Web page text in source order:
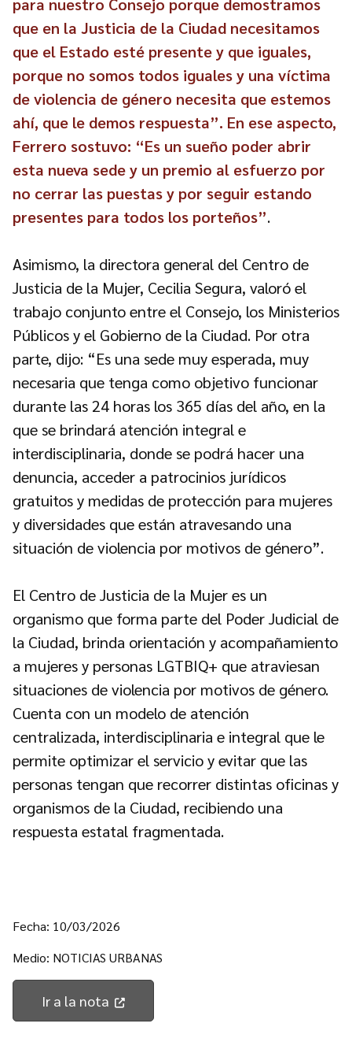
que en la Justicia de la Ciudad necesitamos
que el Estado esté presente y que iguales,
porque no somos todos iguales y una víctima
de violencia de género necesita que estemos
ahí, que le demos respuesta”. En ese aspecto,
Ferrero sostuvo: “Es un sueño poder abrir
esta nueva sede y un premio al esfuerzo por
no cerrar las puestas y por seguir estando
presentes para todos los porteños”.
Asimismo, la directora general del Centro de
Justicia de la Mujer, Cecilia Segura, valoró el
trabajo conjunto entre el Consejo, los Ministerios
Públicos y el Gobierno de la Ciudad. Por otra
parte, dijo: “Es una sede muy esperada, muy
necesaria que tenga como objetivo funcionar
durante las 24 horas los 365 días del año, en la
que se brindará atención integral e
interdisciplinaria, donde se podrá hacer una
denuncia, acceder a patrocinios jurídicos
gratuitos y medidas de protección para mujeres
y diversidades que están atravesando una
situación de violencia por motivos de género”.
El Centro de Justicia de la Mujer es un
organismo que forma parte del Poder Judicial de
la Ciudad, brinda orientación y acompañamiento
a mujeres y personas LGTBIQ+ que atraviesan
situaciones de violencia por motivos de género.
Cuenta con un modelo de atención
centralizada, interdisciplinaria e integral que le
permite optimizar el servicio y evitar que las
personas tengan que recorrer distintas oficinas y
organismos de la Ciudad, recibiendo una
respuesta estatal fragmentada.
Fecha: 10/03/2026
Medio: NOTICIAS URBANAS
Ir a la nota